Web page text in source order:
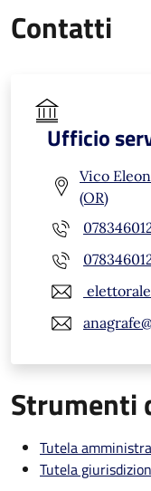
Contatti
Ufficio
Vico
(OR)
Strumenti
Tutela
Tutela